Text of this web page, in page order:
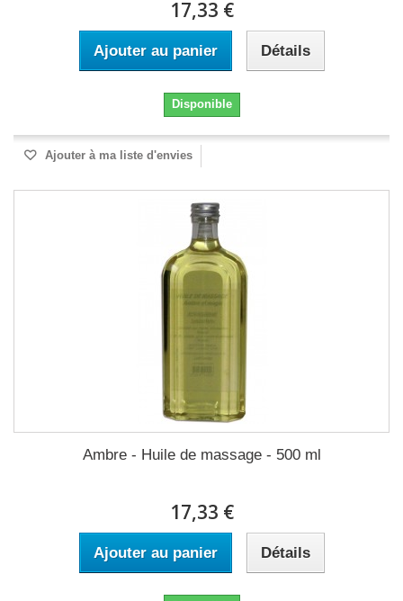
17,33 €
Ajouter au panier Détails
Disponible
Ajouter à ma liste d'envies
Ambre - Huile de massage - 500 ml
17,33 €
Ajouter au panier Détails